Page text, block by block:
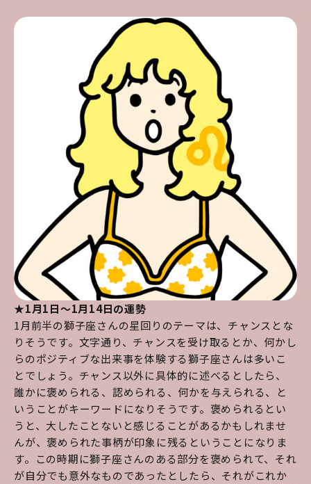
★1月1日～1月14日の運勢
1月前半の獅子座さんの星回りのテーマは、チャンスとな
りそうです。文字通り、チャンスを受け取るとか、何かし
らのポジティブな出来事を体験する獅子座さんは多いこ
とでしょう。チャンス以外に具体的に述べるとしたら、
誰かに褒められる、認められる、何かを与えられる、と
いうことがキーワードになりそうです。褒められるとい
うと、大したことないと感じることがあるかもしれませ
んが、褒められた事柄が印象に残るということになりま
す。この時期に獅子座さんのある部分を褒められて、それ
が自分でも意外なものであったとしたら、それがこれか